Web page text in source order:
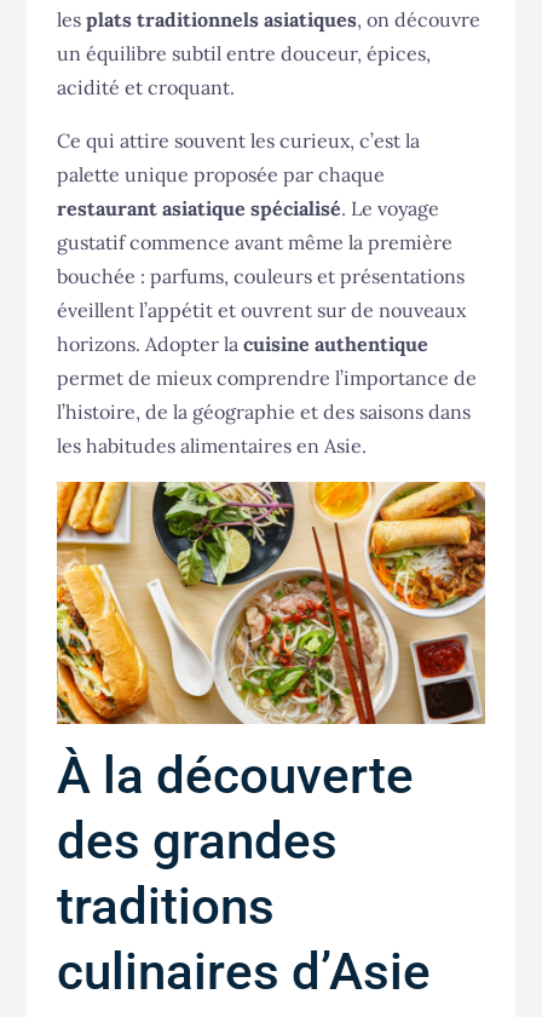
lesplats traditionnels asiatiques, on découvre
un équilibre subtil entre douceur, épices,
acidité et croquant.
Ce qui attire souvent les curieux, c’est la
palette unique proposée par chaque
restaurant asiatique spécialisé. Le voyage
gustatif commence avant même la première
bouchée : parfums, couleurs et présentations
éveillent l’appétit et ouvrent sur de nouveaux
horizons. Adopter lacuisine authentique
permet de mieux comprendre l’importance de
l’histoire, de la géographie et des saisons dans
les habitudes alimentaires en Asie.
À la découverte
des grandes
traditions
culinaires d’Asie